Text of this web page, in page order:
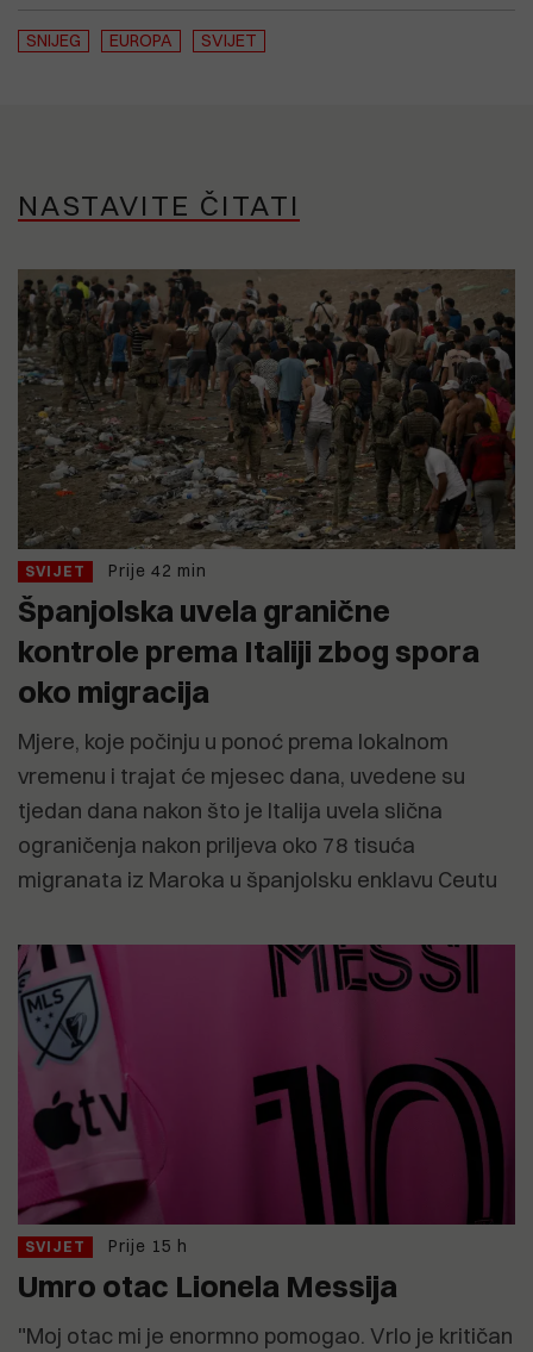
SNIJEG EUROPA SVIJET
NASTAVITE ČITATI
SVIJET Prije 42 min
Španjolska uvela granične
kontrole prema Italiji zbog spora
oko migracija
Mjere, koje počinju u ponoć prema lokalnom
vremenu i trajat će mjesec dana, uvedene su
tjedan dana nakon što je Italija uvela slična
ograničenja nakon priljeva oko 78 tisuća
migranata iz Maroka u španjolsku enklavu Ceutu
SVIJET Prije 15 h
Umro otac Lionela Messija
"Moj otac mi je enormno pomogao. Vrlo je kritičan